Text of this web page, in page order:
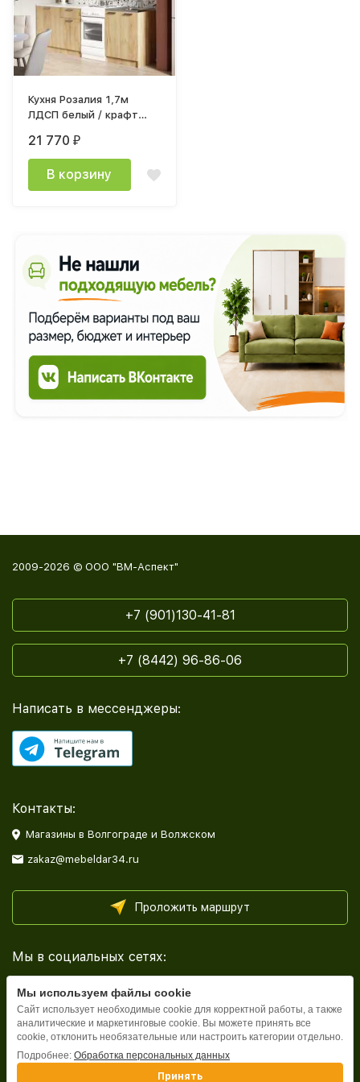
Кухня Розалия 1,7м
ЛДСП белый / крафт
антарес
21 770₽
В корзину
2009-2026 © ООО "ВМ-Аспект"
+7 (901)130-41-81
+7 (8442) 96-86-06
Написать в мессенджеры:
Контакты:
Магазины в Волгограде и Волжском
zakaz@mebeldar34.ru
Проложить маршрут
Мы в социальных сетях:
Каталог
Мы используем файлы cookie
Сайт использует необходимые cookie для корректной работы, а также
аналитические и маркетинговые cookie. Вы можете принять все
cookie, отклонить необязательные или настроить категории отдельно.
Подробнее: Обработка персональных данных
Принять